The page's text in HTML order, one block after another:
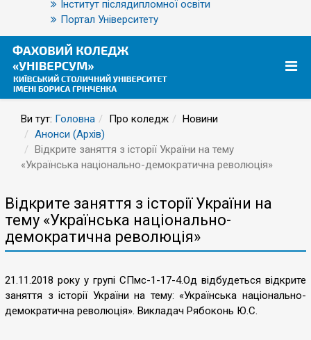
Інститут післядипломної освіти
Портал Університету
Ви тут: Головна Про коледж
Новини
Анонси (Архів)
Відкрите заняття з історії України на тему
«Українська національно-демократична революція»
Відкрите заняття з історії України на
тему «Українська національно-
демократична революція»
21.11.2018 року у групі СПмс-1-17-4.Од відбудеться відкрите
заняття з історії України на тему: «Українська національно-
демократична революція». Викладач Рябоконь Ю.С.